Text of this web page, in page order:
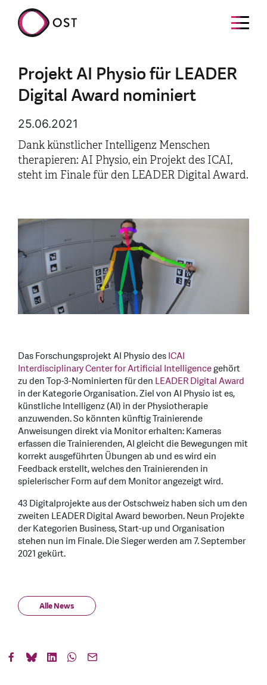
Projekt AI Physio für LEADER
Digital Award nominiert
25.06.2021
Dank künstlicher Intelligenz Menschen
therapieren: AI Physio, ein Projekt des ICAI,
steht im Finale für den LEADER Digital Award.
Das Forschungsprojekt AI Physio desICAI
Interdisciplinary Center for Artificial Intelligencegehört
zu den Top-3-Nominierten für den LEADER Digital Award
in der Kategorie Organisation. Ziel von AI Physio ist es,
künstliche Intelligenz (AI) in der Physiotherapie
anzuwenden. So könnten künftig Trainierende
Anweisungen direkt via Monitor erhalten: Kameras
erfassen die Trainierenden, AI gleicht die Bewegungen mit
korrekt ausgeführten Übungen ab und es wird ein
Feedback erstellt, welches den Trainierenden in
spielerischer Form auf dem Monitor angezeigt wird.
43 Digitalprojekte aus der Ostschweiz haben sich um den
zweiten LEADER Digital Award beworben. Neun Projekte
der Kategorien Business, Start-up und Organisation
stehen nun im Finale. Die Sieger werden am 7. September
2021 gekürt.
Alle News